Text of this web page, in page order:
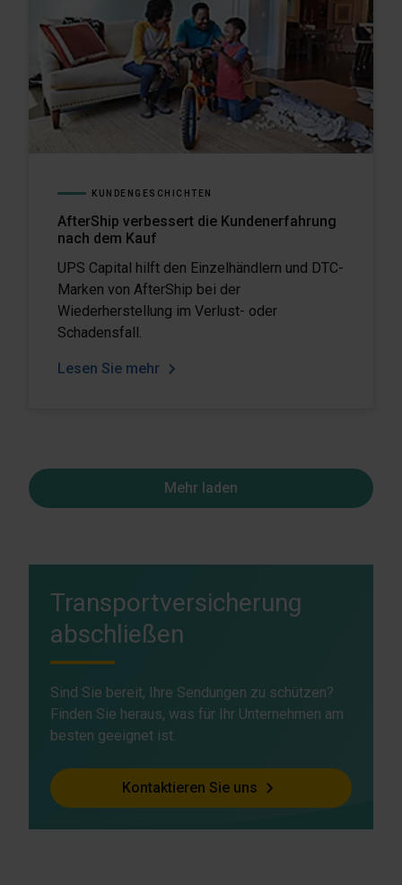
KUNDENGESCHICHTEN
AfterShip verbessert die Kundenerfahrung
nach dem Kauf
UPS Capital hilft den Einzelhändlern und DTC-
Marken von AfterShip bei der
Wiederherstellung im Verlust- oder
Schadensfall.
Lesen Sie mehr
Mehr laden
Transportversicherung
abschließen
Sind Sie bereit, Ihre Sendungen zu schützen?
Finden Sie heraus, was für Ihr Unternehmen am
besten geeignet ist.
Kontaktieren Sie uns